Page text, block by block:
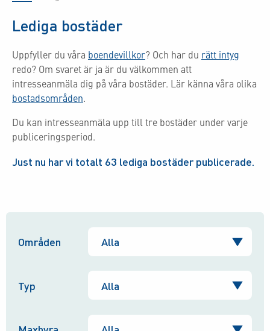
Lediga bostäder
Uppfyller du våra boendevillkor? Och har du rätt intyg
redo? Om svaret är ja är du välkommen att
intresseanmäla dig på våra bostäder. Lär känna våra olika
bostadsområden.
Du kan intresseanmäla upp till tre bostäder under varje
publiceringsperiod.
Just nu har vi totalt 63 lediga bostäder publicerade.
Områden
Typ